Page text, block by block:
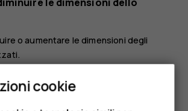
o aumentare le dimensioni degli
cookie